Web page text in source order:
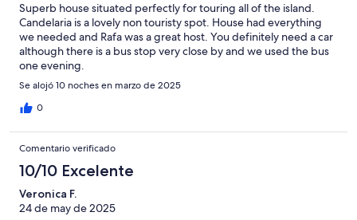
Superb house situated perfectly for touring all of the island.
Candelaria is a lovely non touristy spot. House had everything
we needed and Rafa was a great host. You definitely need a car
although there is a bus stop very close by and we used the bus
one evening.
Se alojó 10 noches en marzo de 2025
0
Comentario verificado
10/10 Excelente
Veronica F.
24 de may de 2025